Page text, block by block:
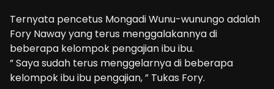
Ternyata pencetus Mongadi Wunu-wunungo adalah
Fory Naway yang terus menggalakannya di
beberapa kelompok pengajian ibu ibu.
” Saya sudah terus menggelarnya di beberapa
kelompok ibu ibu pengajian, ” Tukas Fory.